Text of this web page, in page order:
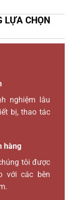
LỰA CHỌN
nghiệm lâu
bị, thao tác
hàng
tôi được
với các bên